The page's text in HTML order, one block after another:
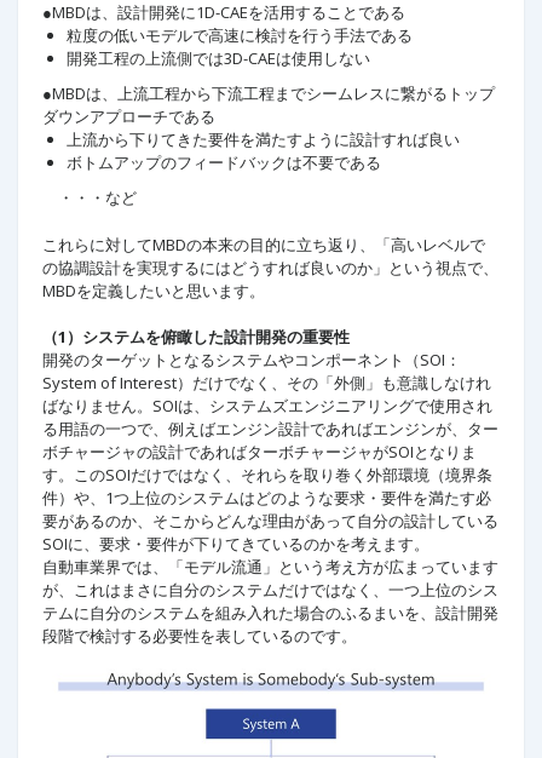
●MBDは、設計開発に1D-CAEを活用することである
粒度の低いモデルで高速に検討を行う手法である
開発工程の上流側では3D-CAEは使用しない
●MBDは、上流工程から下流工程までシームレスに繋がるトップ
ダウンアプローチである
上流から下りてきた要件を満たすように設計すれば良い
ボトムアップのフィードバックは不要である
・・・など
これらに対してMBDの本来の目的に立ち返り、「高いレベルで
の協調設計を実現するにはどうすれば良いのか」という視点で、
MBDを定義したいと思います。
（1）システムを俯瞰した設計開発の重要性
開発のターゲットとなるシステムやコンポーネント（SOI：
System of Interest）だけでなく、その「外側」も意識しなけれ
ばなりません。SOIは、システムズエンジニアリングで使用され
る用語の一つで、例えばエンジン設計であればエンジンが、ター
ボチャージャの設計であればターボチャージャがSOIとなりま
す。このSOIだけではなく、それらを取り巻く外部環境（境界条
件）や、1つ上位のシステムはどのような要求・要件を満たす必
要があるのか、そこからどんな理由があって自分の設計している
SOIに、要求・要件が下りてきているのかを考えます。
自動車業界では、「モデル流通」という考え方が広まっています
が、これはまさに自分のシステムだけではなく、一つ上位のシス
テムに自分のシステムを組み入れた場合のふるまいを、設計開発
段階で検討する必要性を表しているのです。